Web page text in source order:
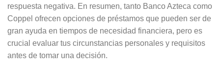
respuesta negativa. En resumen, tanto Banco Azteca como
Coppel ofrecen opciones de préstamos que pueden ser de
gran ayuda en tiempos de necesidad financiera, pero es
crucial evaluar tus circunstancias personales y requisitos
antes de tomar una decisión.